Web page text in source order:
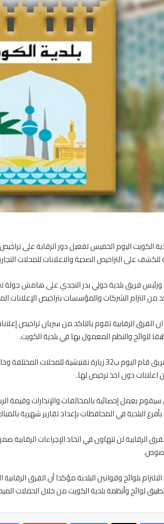
الكويت اليوم الخميس تفعيل دور الرقابة على
للكشف على التراخيص الصحية والاعلانات للمحلات
فريق بلدية حولي بدر النجدي على هامش جولة
من التزام الشركات والمؤسسات بتراخيص الإعلانات
الفرق الرقابية تقوم بالتاكد من سريان تراخيص
للوائح والنظم المعمول بها في بلدية الكويت.
اعلانات دون اخذ ترخيص لها.
بعمل إحصائية بالمخالفات والإنذارات وقيمة
بأفرع البلدية في المحافظات بإعداد تقارير شهرية
الرقابية لن تتهاون في اتخاذ الإجراءات الرقابية
بلوائح وقوانين البلدية مؤكدا أن الفرق
لوائح وأنظمة بلدية الكويت من خلال الحملات